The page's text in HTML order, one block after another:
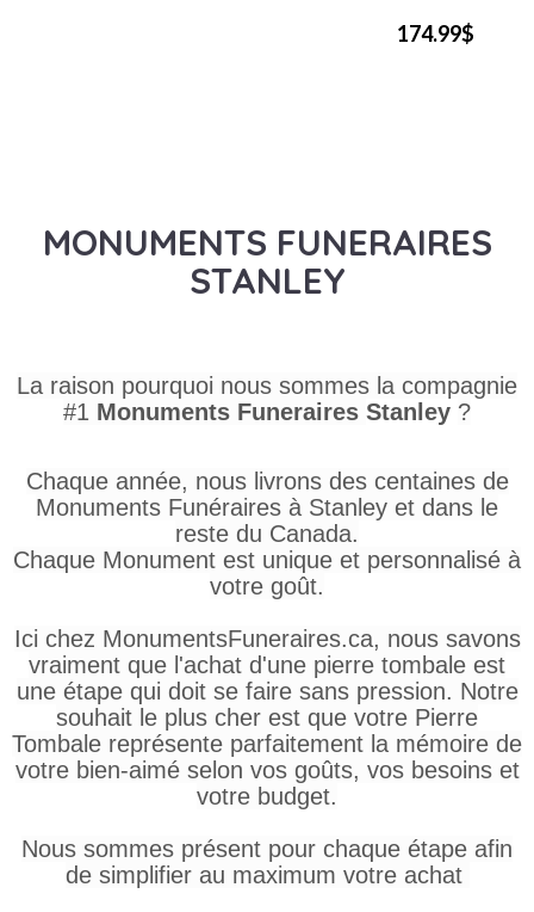
174.99$
MONUMENTS FUNERAIRES
STANLEY
La raison pourquoi nous sommes la compagnie
#1 Monuments Funeraires Stanley ?
Chaque année, nous livrons des centaines de
Monuments Funéraires à Stanley et dans le
reste du Canada.
Chaque Monument est unique et personnalisé à
votre goût.
Ici chez MonumentsFuneraires.ca, nous savons
vraiment que l'achat d'une pierre tombale est
une étape qui doit se faire sans pression. Notre
souhait le plus cher est que votre Pierre
Tombale représente parfaitement la mémoire de
votre bien-aimé selon vos goûts, vos besoins et
votre budget.
Nous sommes présent pour chaque étape afin
de simplifier au maximum votre achat